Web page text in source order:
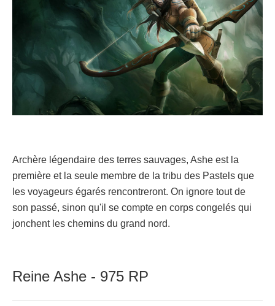
Archère légendaire des terres sauvages, Ashe est la
première et la seule membre de la tribu des Pastels que
les voyageurs égarés rencontreront. On ignore tout de
son passé, sinon qu'il se compte en corps congelés qui
jonchent les chemins du grand nord.
Reine Ashe - 975 RP